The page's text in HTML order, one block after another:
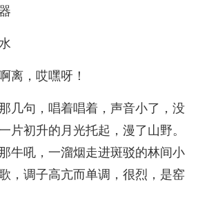
离，哎嘿呀！
几句，唱着唱着，声音小了，没
片初升的月光托起，漫了山野。
牛吼，一溜烟走进斑驳的林间小
，调子高亢而单调，很烈，是窑